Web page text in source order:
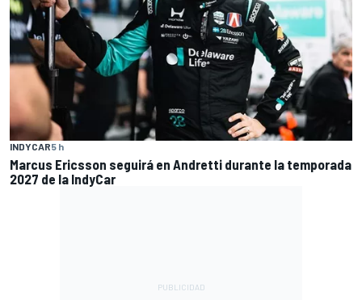
INDYCAR5 h
Marcus Ericsson seguirá en Andretti durante la temporada
2027 de la IndyCar